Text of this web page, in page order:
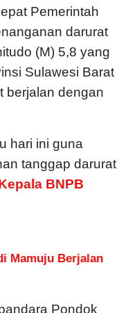
Pemerintah
darurat
(M) 5,8 yang
Sulawesi Barat
berjalan dengan
hari ini guna
tanggap darurat
BNPB
Mamuju Berjalan
Pondok